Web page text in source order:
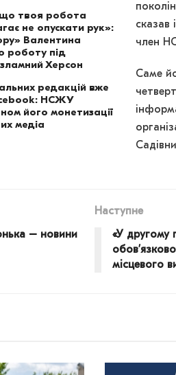
що твоя робота
не опускати рук»:
Валентина
роботу під
Херсон
редакцій вже
НСЖУ
його монетизації
медіа
сказав
член
Саме
– новини
Наступне
«У другому
місцевого